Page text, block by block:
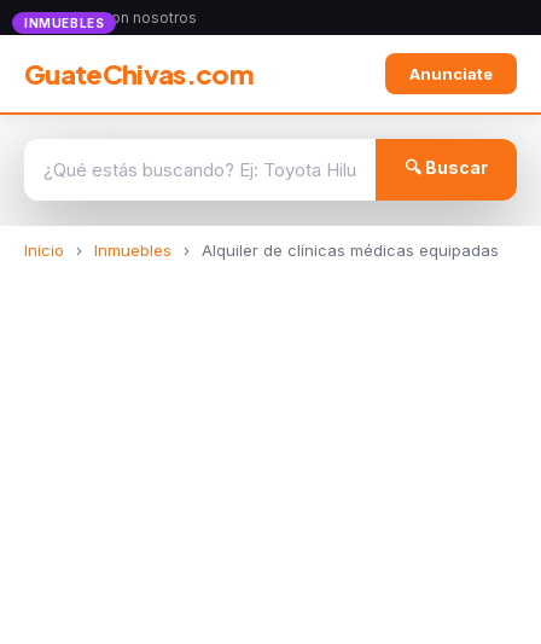
Anunciate con nosotros
GuateChivas.com Anunciate
🔍 Buscar
Inicio › Inmuebles › Alquiler de clínicas médicas equipadas
INMUEBLES